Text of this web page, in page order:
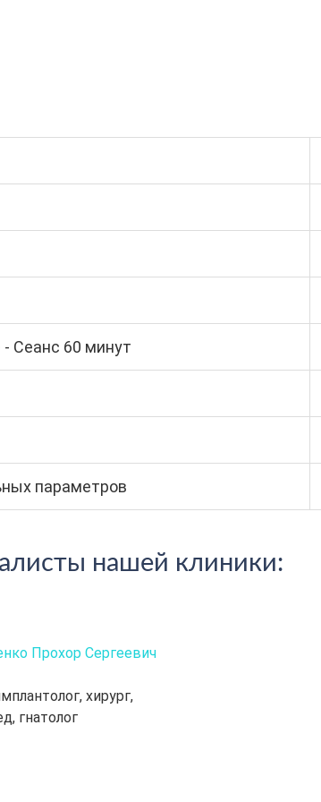
Сеанс 60 минут
параметров
нашей клиники:
Прохор Сергеевич
хирург,
гнатолог